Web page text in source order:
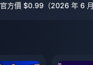
官方價 $0.99（2026 年 6 月